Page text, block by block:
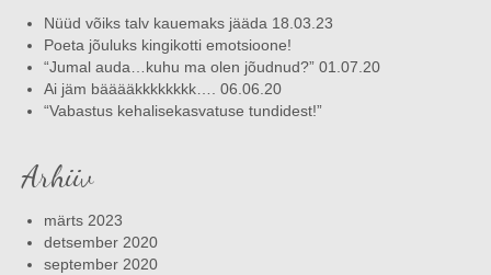
Nüüd võiks talv kauemaks jääda 18.03.23
Poeta jõuluks kingikotti emotsioone!
“Jumal auda…kuhu ma olen jõudnud?” 01.07.20
Ai jäm bääääkkkkkkkk…. 06.06.20
“Vabastus kehalisekasvatuse tundidest!”
Arhiiv
märts 2023
detsember 2020
september 2020